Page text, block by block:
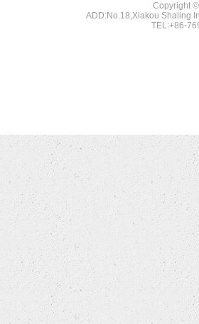
Copyright
ADD:No.18,Xiakou Shaling
TEL:+86-